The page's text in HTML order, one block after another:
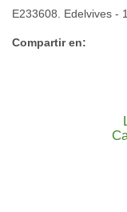
E233608. Edelvives -
Compartir en: